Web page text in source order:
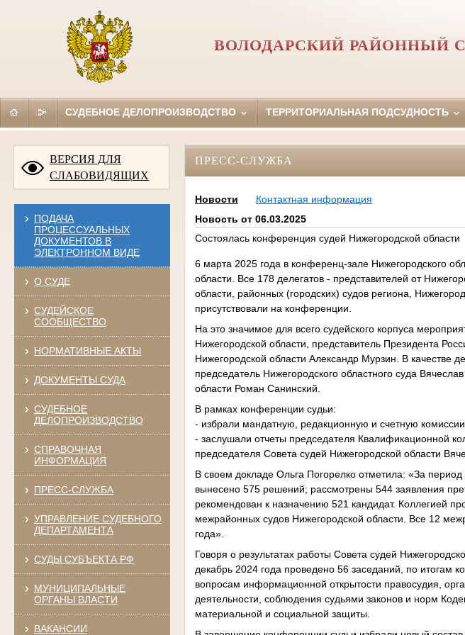
ВОЛОДАРСКИЙ РАЙОННЫЙ
СУДЕБНОЕ ДЕЛОПРОИЗВОДСТВО ТЕРРИТОРИАЛЬНАЯ ПОДСУДНОСТЬ
ВЕРСИЯ ДЛЯ
СЛАБОВИДЯЩИХ
ПОДАЧА
ПРОЦЕССУАЛЬНЫХ
ДОКУМЕНТОВ В
ЭЛЕКТРОННОМ ВИДЕ
О СУДЕ
СУДЕЙСКОЕ
СООБЩЕСТВО
НОРМАТИВНЫЕ АКТЫ
ДОКУМЕНТЫ СУДА
СУДЕБНОЕ
ДЕЛОПРОИЗВОДСТВО
СПРАВОЧНАЯ
ИНФОРМАЦИЯ
ПРЕСС-СЛУЖБА
УПРАВЛЕНИЕ СУДЕБНОГО
ДЕПАРТАМЕНТА
СУДЫ СУБЪЕКТА РФ
МУНИЦИПАЛЬНЫЕ
ОРГАНЫ ВЛАСТИ
ВАКАНСИИ
ПРЕСС-СЛУЖБА
Новости
Контактная информация
Новость от 06.03.2025
Состоялась конференция судей Нижегородской области
6 марта 2025 года в конференц-зале Нижегородского
области. Все 178 делегатов - представителей от
области, районных (городских) судов региона,
присутствовали на конференции.
На это значимое для всего судейского корпуса
Нижегородской области, представитель Президента
Нижегородской области Александр Мурзин. В качестве
председатель Нижегородского областного суда
области Роман Санинский.
В рамках конференции судьи:
- избрали мандатную, редакционную и счетную
- заслушали отчеты председателя Квалификационной
председателя Совета судей Нижегородской области
В своем докладе Ольга Погорелко отметила: «За
вынесено 575 решений; рассмотрены 544 заявления
рекомендован к назначению 521 кандидат. Коллегией
межрайонных судов Нижегородской области. Все 12
года».
Говоря о результатах работы Совета судей
декабрь 2024 года проведено 56 заседаний, по итогам
вопросам информационной открытости правосудия,
деятельности, соблюдения судьями законов и норм
материальной и социальной защиты.